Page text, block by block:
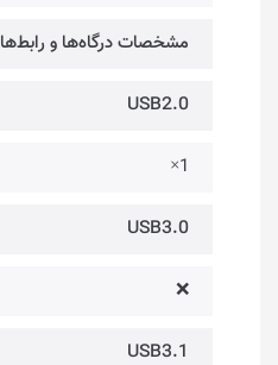
مشخصات درگاه‌ها و رابط‌ها
USB2.0
1×
USB3.0
❌
USB3.1